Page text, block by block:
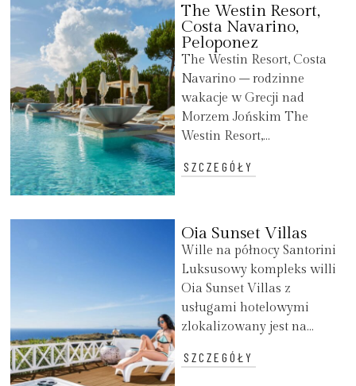
The Westin Resort,
Costa Navarino,
Peloponez
The Westin Resort, Costa
Navarino – rodzinne
wakacje w Grecji nad
Morzem Jońskim The
Westin Resort,...
SZCZEGÓŁY
Oia Sunset Villas
Wille na północy Santorini
Luksusowy kompleks willi
Oia Sunset Villas z
usługami hotelowymi
zlokalizowany jest na...
SZCZEGÓŁY